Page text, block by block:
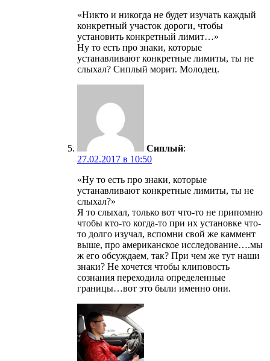
«Никто и никогда не будет изучать каждый
конкретный участок дороги, чтобы
установить конкретный лимит…»
Ну то есть про знаки, которые
устанавливают конкретные лимиты, ты не
слыхал? Сиплый морит. Молодец.
Сиплый:
27.02.2017 в 10:50
«Ну то есть про знаки, которые
устанавливают конкретные лимиты, ты не
слыхал?»
Я то слыхал, только вот что-то не припомню
чтобы кто-то когда-то при их установке что-
то долго изучал, вспомни свой же каммент
выше, про американское исследование….мы
ж его обсуждаем, так? При чем же тут наши
знаки? Не хочется чтобы клиповость
сознания переходила определенные
границы…вот это были именно они.